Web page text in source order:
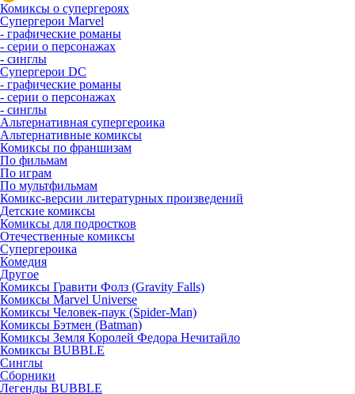
Комиксы о супергероях
Супергерои Marvel
- графические романы
- серии о персонажах
- синглы
Супергерои DC
- графические романы
- серии о персонажах
- синглы
Альтернативная супергероика
Альтернативные комиксы
Комиксы по франшизам
По фильмам
По играм
По мультфильмам
Комикс-версии литературных произведений
Детские комиксы
Комиксы для подростков
Отечественные комиксы
Супергероика
Комедия
Другое
Комиксы Гравити Фолз (Gravity Falls)
Комиксы Marvel Universe
Комиксы Человек-паук (Spider-Man)
Комиксы Бэтмен (Batman)
Комиксы Земля Королей Федора Нечитайло
Комиксы BUBBLE
Синглы
Сборники
Легенды BUBBLE